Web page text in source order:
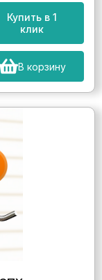
Купить в 1
клик
В корзину